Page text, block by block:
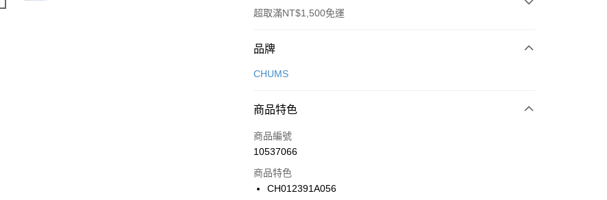
超取滿NT$1,500免運
付款方式
信用卡一次付款
合作金庫商業銀行
華南商業銀行
上海商業儲蓄銀行
國泰世華商業銀行
LINE Pay
Apple Pay
品牌
CHUMS
商品特色
商品編號
10537066
商品特色
CH012391A056